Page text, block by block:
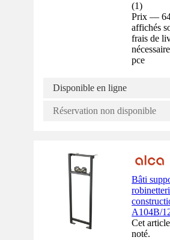
(1)
Prix —
affichés
frais de
pce
Disponible en ligne
Réservation non disponible
Bâti
A104B/
Cet
noté.